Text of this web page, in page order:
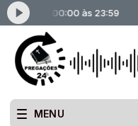
das 00:00 às 23:59
MENU